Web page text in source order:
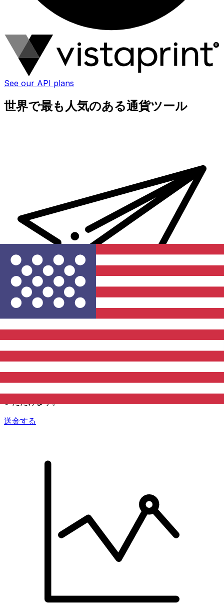
See our API plans
世界で最も人気のある通貨ツール
Xe 国際送金
送金する